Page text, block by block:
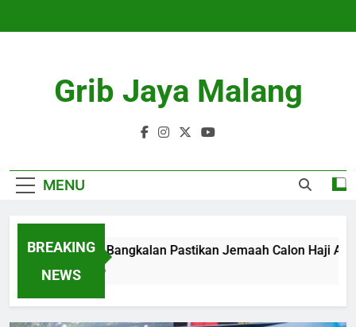
Grib Jaya Malang
MENU
BREAKING
NEWS
Kemenhaj Bangkalan Pastikan Jemaah Calon Haji Aman
4 Months Ago